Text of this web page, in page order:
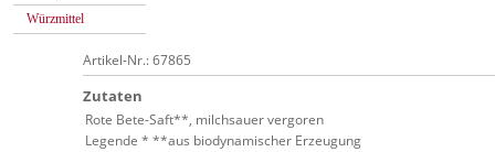
Würzmittel
Artikel-Nr.: 67865
Zutaten
Rote Bete-Saft**, milchsauer vergoren
Legende * **aus biodynamischer Erzeugung